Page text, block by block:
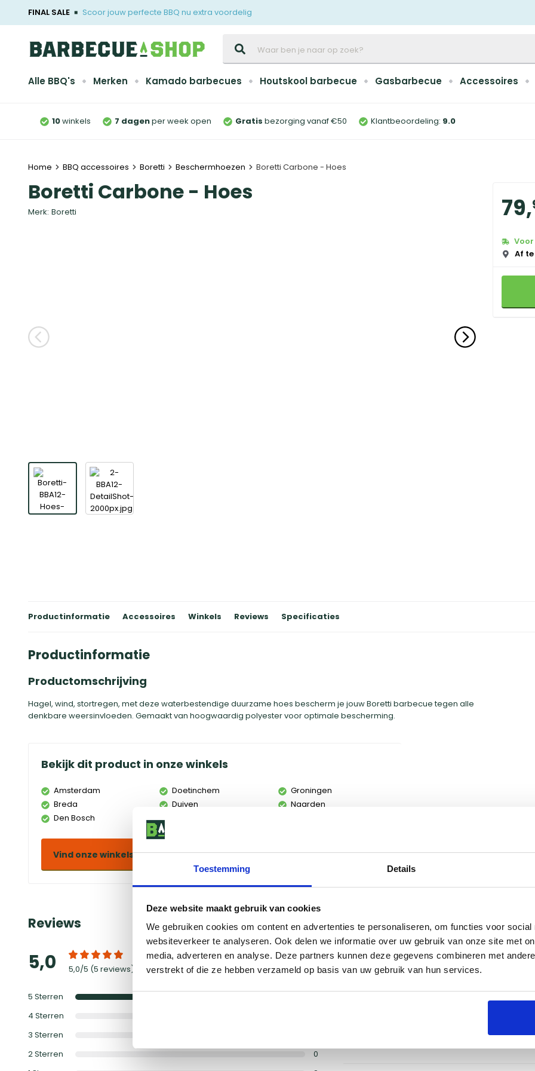
Toestemming Details
Deze website maakt gebruik van cookies
We gebruiken cookies om content en advertenties te personaliseren, om functies voor social
websiteverkeer te analyseren. Ook delen we informatie over uw gebruik van onze site met
media, adverteren en analyse. Deze partners kunnen deze gegevens combineren met
verstrekt of die ze hebben verzameld op basis van uw gebruik van hun services.
FINAL SALE Scoor jouw perfecte BBQ nu extra voordelig
Alle BBQ's Merken Kamado barbecues Houtskool barbecue Gasbarbecue Accessoires
10winkels 7 dagenper week open Gratis bezorging vanaf €50 Klantbeoordeling: 9.0
Home BBQ accessoires Boretti Beschermhoezen Boretti Carbone - Hoes
Boretti Carbone - Hoes
Merk: Boretti 79,
Af
Productinformatie Accessoires Winkels Reviews Specificaties
Productinformatie
Productomschrijving
Hagel, wind, stortregen, met deze waterbestendige duurzame hoes bescherm je jouw Boretti barbecue tegen alle
denkbare weersinvloeden. Gemaakt van hoogwaardig polyester voor optimale bescherming.
Bekijk dit product in onze winkels
Amsterdam
Breda
Den Bosch
Doetinchem
Duiven
Groningen
Naarden
Vind onze winkels
Reviews
5,0 5,0/5 (5 reviews) Schrijf een review
5 Sterren
4 Sterren
3 Sterren
2Sterren
0
5,0/5
mooie hoes en snel